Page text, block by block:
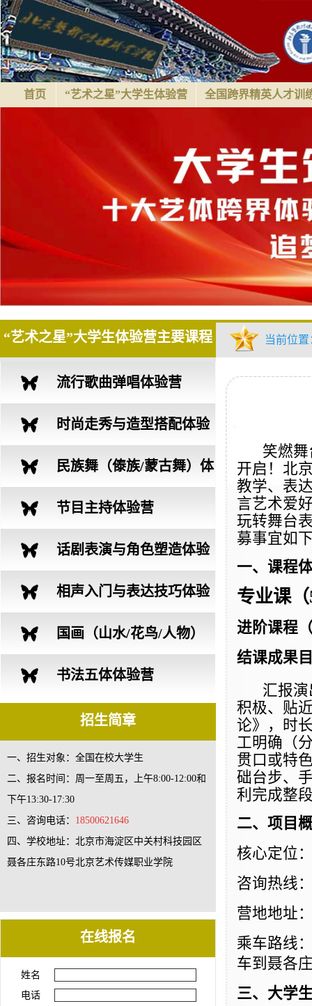
首页 “艺术之星”大学生体验营 全国跨界精英人才训
当前位置
笑燃
开启！北
教学、表
言艺术爱
玩转舞台
募事宜如
一、课程
专业课
进阶课程
结课成果
汇报
积极、贴
论》，时
工明确（
贯口或特
础台步、
利完成整
二、项目
核心定位
咨询热线
营地地址
乘车路线
车到聂各
三、大学
“艺术之星”大学生体验营主要课程
流行歌曲弹唱体验营
时尚走秀与造型搭配体验
民族舞（傣族/蒙古舞）体
验营 节目主持体验营
话剧表演与角色塑造体验
相声入门与表达技巧体验
国画（山水/花鸟/人物）
创作体验营书法五体体验营
招生简章
一、招生对象：全国在校大学生
二、报名时间：周一至周五，上午8:00-12:00和
下午13:30-17:30
三、咨询电话： 18500621646
四、学校地址：北京市海淀区中关村科技园区
聂各庄东路10号北京艺术传媒职业学院
在线报名
姓名
电话